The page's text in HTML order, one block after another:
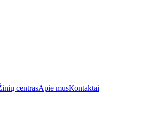
centrasApie musKontaktai